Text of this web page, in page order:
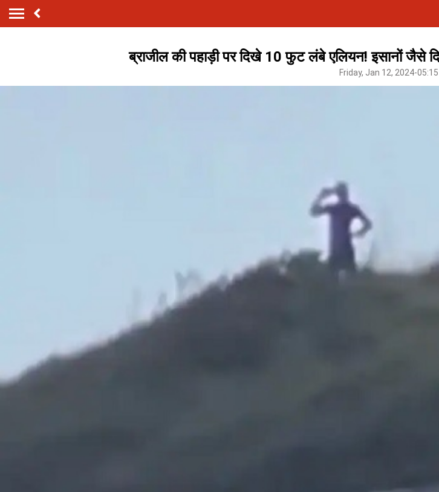
ब्राजील की पहाड़ी पर दिखे 10 फुट लंबे एलियन! इसानों जैसे
Friday, Jan 12, 2024-